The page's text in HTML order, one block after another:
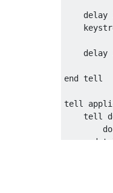
delay
delay
end tell
tell
tell
end